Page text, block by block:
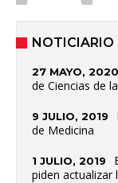
NOTICIARIO
27 MAYO, 2020
de Ciencias de
9 JULIO, 2019
de Medicina
1 JULIO, 2019
piden actualizar